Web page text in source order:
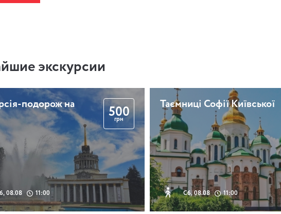
экскурсии
подорож на
08.08 11:00
500
грн
Таємниці Софії Київської
Сб, 08.08 11:00